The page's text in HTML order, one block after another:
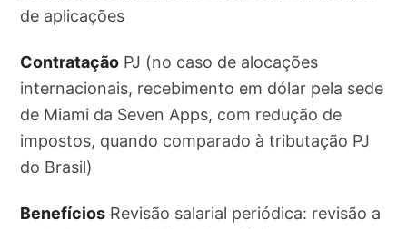
de aplicações
Contratação PJ (no caso de alocações
internacionais, recebimento em dólar pela sede
de Miami da Seven Apps, com redução de
impostos, quando comparado à tributação PJ
do Brasil)
Benefícios Revisão salarial periódica: revisão a